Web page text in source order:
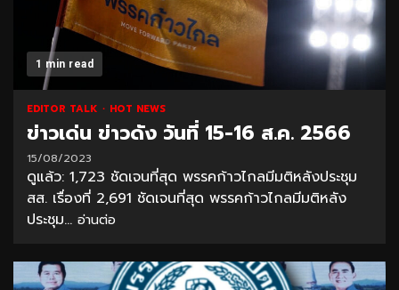
1 min read
EDITOR TALK HOT NEWS
ข่าวเด่น ข่าวดัง วันที่ 15-16 ส.ค. 2566
15/08/2023
ดูแล้ว: 1,723 ชัดเจนที่สุด พรรคก้าวไกลมีมติหลังประชุม
สส. เรื่องที่ 2,691 ชัดเจนที่สุด พรรคก้าวไกลมีมติหลัง
ประชุม... อ่านต่อ